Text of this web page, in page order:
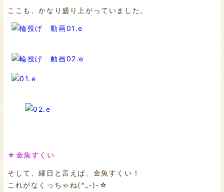
ここも、かなり盛り上がっていました。
★金魚すくい
そして、縁日と言えば、金魚すくい！
これがなくっちゃね(^_-)-☆